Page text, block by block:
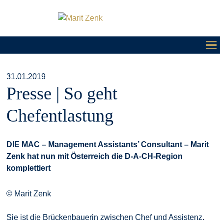
31.01.2019
Presse | So geht
Chefentlastung
DIE MAC – Management Assistants’ Consultant – Marit
Zenk hat nun mit Österreich die D-A-CH-Region
komplettiert
© Marit Zenk
Sie ist die Brückenbauerin zwischen Chef und Assistenz.